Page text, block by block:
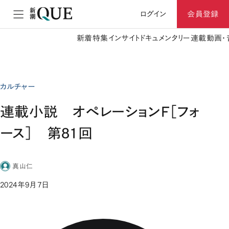
ログイン 会員登録
新着特集 インサイト ドキュメンタリー 連載動画
カルチャー
連載小説 オペレーションF［フォ
ース］ 第81回
真山仁
2024年9月7日